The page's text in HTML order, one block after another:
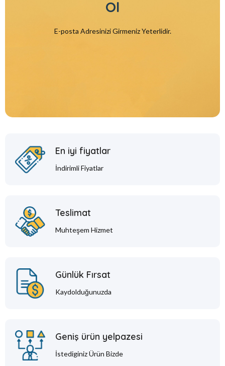
Ol
E-posta Adresinizi Girmeniz Yeterlidir.
En iyi fiyatlar
İndirimli Fiyatlar
Teslimat
Muhteşem Hizmet
Günlük Fırsat
Kaydolduğunuzda
Geniş ürün yelpazesi
İstediginiz Ürün Bizde